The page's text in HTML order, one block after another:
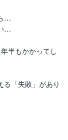
…
…
半もかかってし
る「失敗」があり